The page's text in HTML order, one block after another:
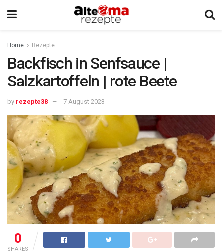
Home Rezepte
Backfisch in Senfsauce |
Salzkartoffeln | rote Beete
by rezepte38 7 August 2023
0
SHARES